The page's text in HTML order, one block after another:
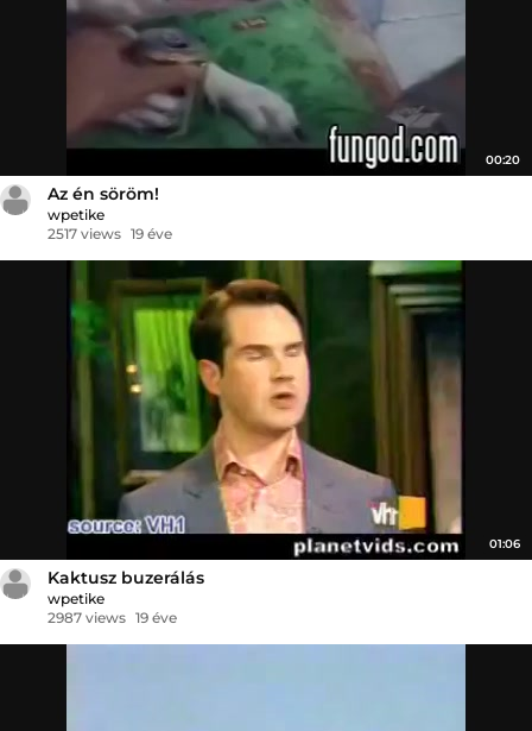
00:20
Az én söröm!
wpetike
2517 views 19 éve
01:06
Kaktusz buzerálás
wpetike
2987 views 19 éve